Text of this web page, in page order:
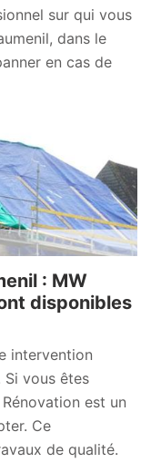
sur qui vous
dans le
en cas de
: MW
disponibles
intervention
Si vous êtes
est un
Ce
de qualité.